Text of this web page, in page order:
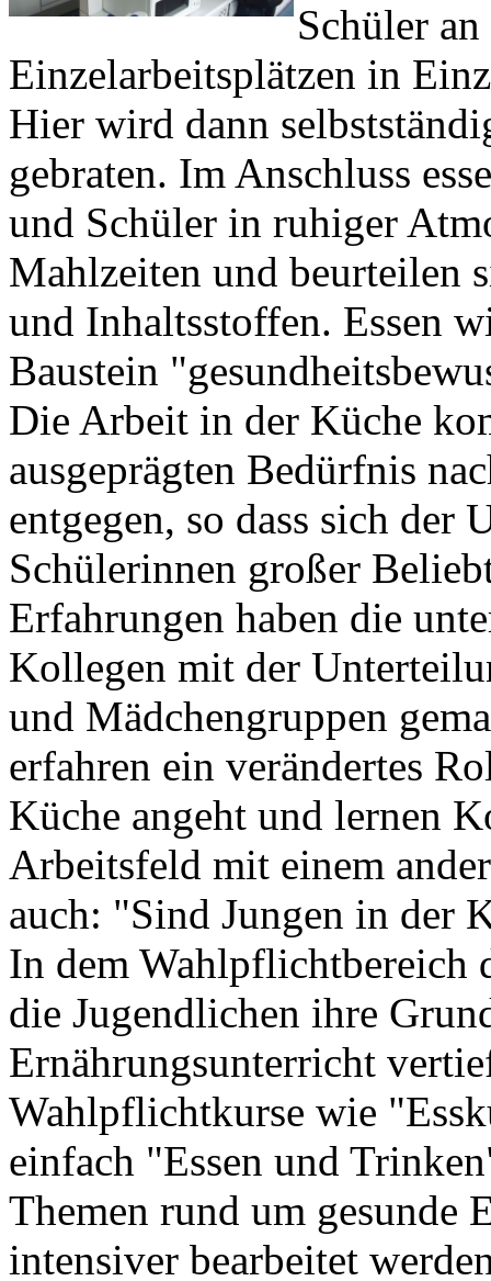
Schüler
Einzelarbeitsplätzen in
Hier wird dann
gebraten. Im Anschluss
und Schüler in ruhiger
Mahlzeiten und beurteilen
und Inhaltsstoffen. Essen
Baustein
Die Arbeit in der Küche
ausgeprägten Bedürfnis
entgegen, so dass sich der
Schülerinnen großer
Erfahrungen haben die
Kollegen mit der
und Mädchengruppen
erfahren ein verändertes
Küche angeht und lernen
Arbeitsfeld mit einem
auch: "Sind Jungen in der
In dem Wahlpflichtbereich
die Jugendlichen ihre
Ernährungsunterricht
Wahlpflichtkurse wie
einfach "Essen und
Themen rund um gesunde
intensiver bearbeitet